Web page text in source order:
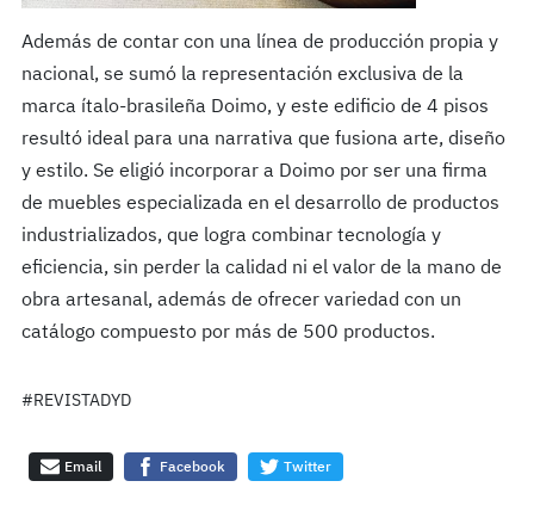
Además de contar con una línea de producción propia y
nacional, se sumó la representación exclusiva de la
marca ítalo-brasileña Doimo, y este edificio de 4 pisos
resultó ideal para una narrativa que fusiona arte, diseño
y estilo. Se eligió incorporar a Doimo por ser una firma
de muebles especializada en el desarrollo de productos
industrializados, que logra combinar tecnología y
eficiencia, sin perder la calidad ni el valor de la mano de
obra artesanal, además de ofrecer variedad con un
catálogo compuesto por más de 500 productos.
#REVISTADYD
Email Facebook Twitter